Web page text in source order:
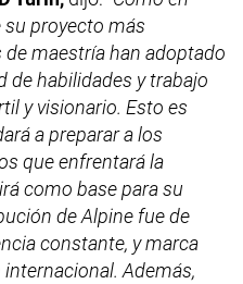
su proyecto más
maestría han adoptado
de habilidades y trabajo
y visionario. Esto es
a preparar a los
que enfrentará la
como base para su
de Alpine fue de
constante, y marca
Además,